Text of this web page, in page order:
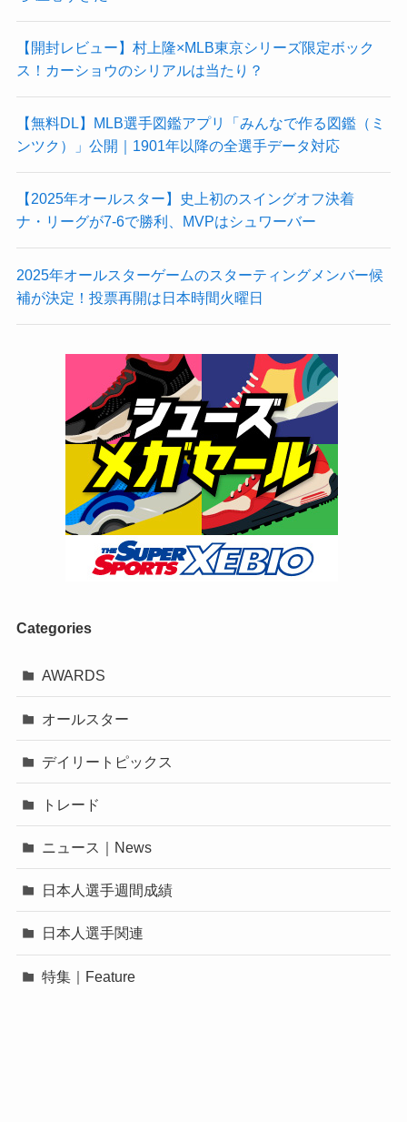
【開封レビュー】村上隆×MLB東京シリーズ限定ボック
ス！カーショウのシリアルは当たり？
【無料DL】MLB選手図鑑アプリ「みんなで作る図鑑（ミ
ンツク）」公開｜1901年以降の全選手データ対応
【2025年オールスター】史上初のスイングオフ決着
ナ・リーグが7-6で勝利、MVPはシュワーバー
2025年オールスターゲームのスターティングメンバー候
補が決定！投票再開は日本時間火曜日
Categories
AWARDS
オールスター
デイリートピックス
トレード
ニュース｜News
日本人選手週間成績
日本人選手関連
特集｜Feature